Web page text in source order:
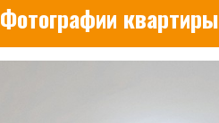
Фотографии квартиры